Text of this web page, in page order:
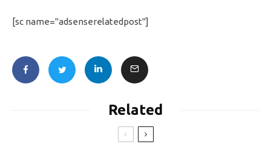
[sc name="adsenserelatedpost"]
Related